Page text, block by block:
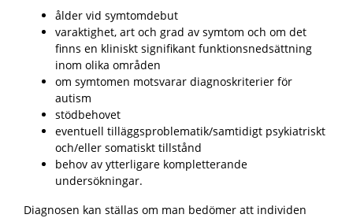
ålder vid symtomdebut
varaktighet, art och grad av symtom och om det
finns en kliniskt signifikant funktionsnedsättning
inom olika områden
om symtomen motsvarar diagnoskriterier för
autism
stödbehovet
eventuell tilläggsproblematik/samtidigt psykiatriskt
och/eller somatiskt tillstånd
behov av ytterligare kompletterande
undersökningar.
Diagnosen kan ställas om man bedömer att individen